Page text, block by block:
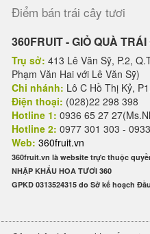
Điểm bán trái cây tươi
360FRUIT - GIỎ QUÀ
Trụ sở: 413 Lê Văn Sỹ, P.2,
Phạm Văn Hai với Lê Văn Sỹ)
Chi nhánh: Lô C Hồ Thị Kỷ,
Điện thoại: (028)22 298 398
Hotline 1: 0936 65 27
Hotline 2: 0977 301 303 -
Web: 360fruit.vn
360fruit.vn là website trực thuộc
NHẬP KHẨU HOA TƯƠI 360
GPKD 0313524315 do Sở kế hoạch